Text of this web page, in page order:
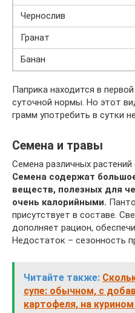
Чернослив
Гранат
Банан
Паприка находится в
суточной нормы. Но этот
грамм употребить в сутки
Семена и травы
Семена различных
Семена содержат
веществ, полезных для
очень калорийными.
присутствует в составе.
дополняет рацион,
Недостаток – сезонность
Читайте также:
супе: обычном, с
картофеля, на